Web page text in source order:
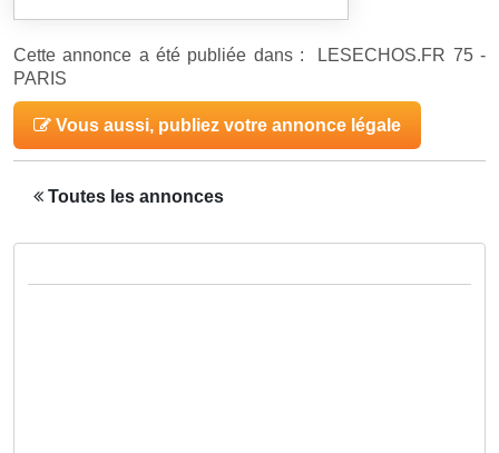
Cette annonce a été publiée dans : LESECHOS.FR 75 -
PARIS
Vous aussi, publiez votre annonce légale
Toutes les annonces